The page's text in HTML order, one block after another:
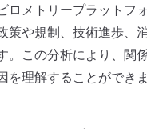
ロメトリープラットフ
策や規制、技術進歩
。この分析により、関
理解することができま